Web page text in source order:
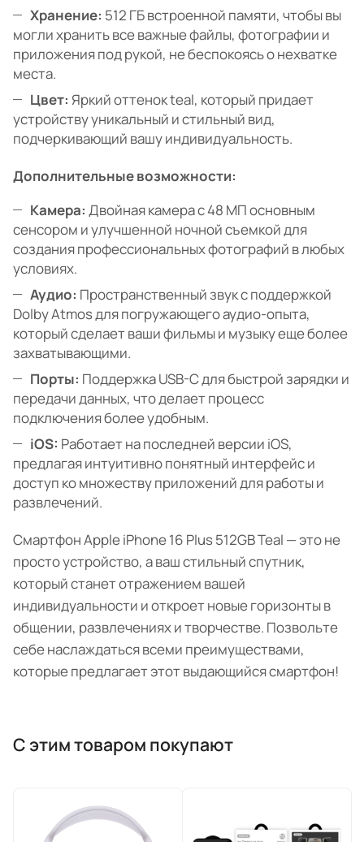
Хранение: 512 ГБ встроенной памяти, чтобы вы
могли хранить все важные файлы, фотографии и
приложения под рукой, не беспокоясь о нехватке
места.
Цвет: Яркий оттенок teal, который придает
устройству уникальный и стильный вид,
подчеркивающий вашу индивидуальность.
Дополнительные возможности:
Камера: Двойная камера с 48 МП основным
сенсором и улучшенной ночной съемкой для
создания профессиональных фотографий в любых
условиях.
Аудио: Пространственный звук с поддержкой
Dolby Atmos для погружающего аудио-опыта,
который сделает ваши фильмы и музыку еще более
захватывающими.
Порты: Поддержка USB-C для быстрой зарядки и
передачи данных, что делает процесс
подключения более удобным.
iOS: Работает на последней версии iOS,
предлагая интуитивно понятный интерфейс и
доступ ко множеству приложений для работы и
развлечений.
Смартфон Apple iPhone 16 Plus 512GB Teal — это не
просто устройство, а ваш стильный спутник,
который станет отражением вашей
индивидуальности и откроет новые горизонты в
общении, развлечениях и творчестве. Позвольте
себе наслаждаться всеми преимуществами,
которые предлагает этот выдающийся смартфон!
С этим товаром покупают